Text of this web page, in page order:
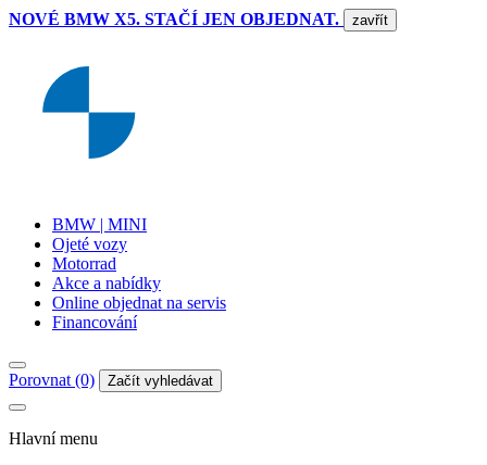
NOVÉ BMW X5. STAČÍ JEN OBJEDNAT. zavřít
BMW | MINI
Ojeté vozy
Motorrad
Akce a nabídky
Online objednat na servis
Financování
Porovnat (0) Začít vyhledávat
Hlavní menu